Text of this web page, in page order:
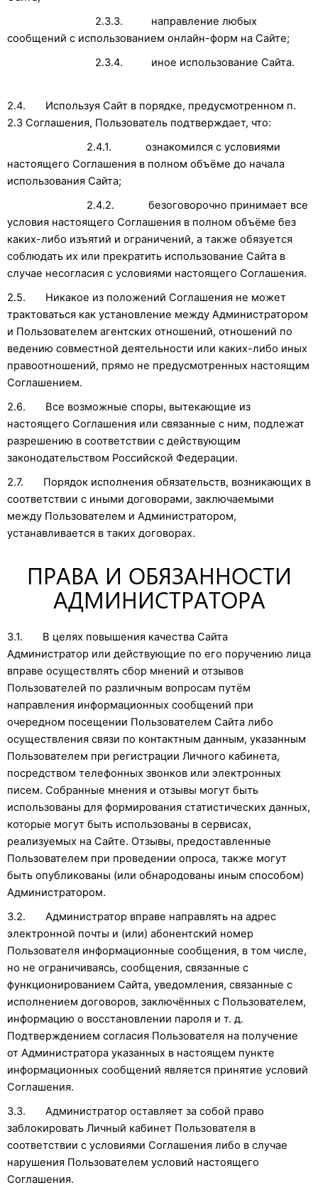
2.3.3. направление любых
сообщений с использованием онлайн-форм на Сайте;
2.3.4. иное использование Сайта.
2.4. Используя Сайт в порядке, предусмотренном п.
2.3 Соглашения, Пользователь подтверждает, что:
2.4.1. ознакомился с условиями
настоящего Соглашения в полном объёме до начала
использования Сайта;
2.4.2. безоговорочно принимает все
условия настоящего Соглашения в полном объёме без
каких-либо изъятий и ограничений, а также обязуется
соблюдать их или прекратить использование Сайта в
случае несогласия с условиями настоящего Соглашения.
2.5. Никакое из положений Соглашения не может
трактоваться как установление между Администратором
и Пользователем агентских отношений, отношений по
ведению совместной деятельности или каких-либо иных
правоотношений, прямо не предусмотренных настоящим
Соглашением.
2.6. Все возможные споры, вытекающие из
настоящего Соглашения или связанные с ним, подлежат
разрешению в соответствии с действующим
законодательством Российской Федерации.
2.7. Порядок исполнения обязательств, возникающих в
соответствии с иными договорами, заключаемыми
между Пользователем и Администратором,
устанавливается в таких договорах.
ПРАВА И ОБЯЗАННОСТИ
АДМИНИСТРАТОРА
3.1. В целях повышения качества Сайта
Администратор или действующие по его поручению лица
вправе осуществлять сбор мнений и отзывов
Пользователей по различным вопросам путём
направления информационных сообщений при
очередном посещении Пользователем Сайта либо
осуществления связи по контактным данным, указанным
Пользователем при регистрации Личного кабинета,
посредством телефонных звонков или электронных
писем. Собранные мнения и отзывы могут быть
использованы для формирования статистических данных,
которые могут быть использованы в сервисах,
реализуемых на Сайте. Отзывы, предоставленные
Пользователем при проведении опроса, также могут
быть опубликованы (или обнародованы иным способом)
Администратором.
3.2. Администратор вправе направлять на адрес
электронной почты и (или) абонентский номер
Пользователя информационные сообщения, в том числе,
но не ограничиваясь, сообщения, связанные с
функционированием Сайта, уведомления, связанные с
исполнением договоров, заключённых с Пользователем,
информацию о восстановлении пароля и т. д.
Подтверждением согласия Пользователя на получение
от Администратора указанных в настоящем пункте
информационных сообщений является принятие условий
Соглашения.
3.3. Администратор оставляет за собой право
заблокировать Личный кабинет Пользователя в
соответствии с условиями Соглашения либо в случае
нарушения Пользователем условий настоящего
Соглашения.